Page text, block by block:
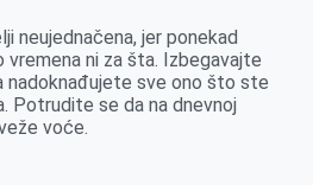
neujednačena, jer ponekad
ni za šta. Izbegavajte
nadoknađujete sve ono što ste
Potrudite se da na dnevnoj
voće.